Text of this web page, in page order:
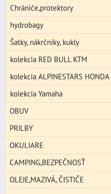
Chrániče,protektory
hydrobagy
Šatky, nákrčníky, kukly
kolekcia RED BULL KTM
kolekcia ALPINESTARS HONDA
kolekcia Yamaha
OBUV
PRILBY
OKULIARE
CAMPING,BEZPEČNOSŤ
OLEJE,MAZIVÁ, ČISTIČE